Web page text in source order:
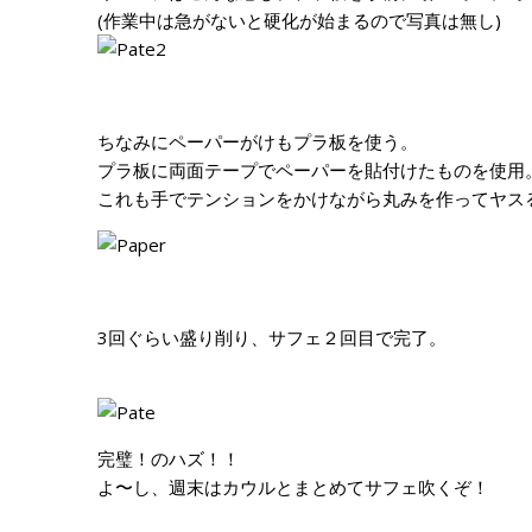
(作業中は急がないと硬化が始まるので写真は無し)
ちなみにペーパーがけもプラ板を使う。
プラ板に両面テープでペーパーを貼付けたものを使用
これも手でテンションをかけながら丸みを作ってヤス
3回ぐらい盛り削り、サフェ２回目で完了。
完璧！のハズ！！
よ〜し、週末はカウルとまとめてサフェ吹くぞ！